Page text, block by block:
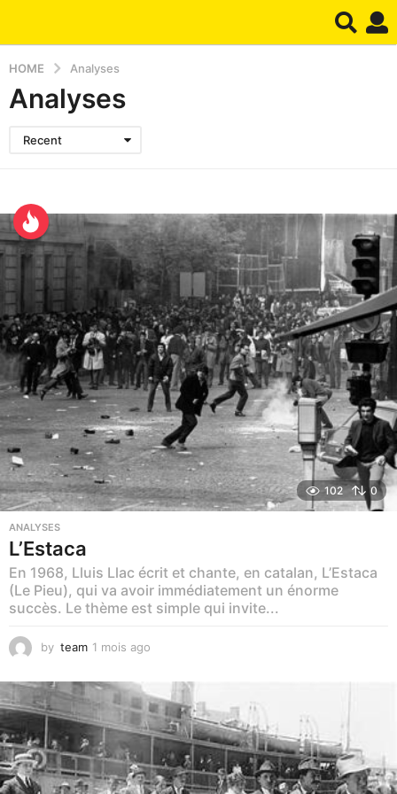
HOME Analyses
Analyses
Recent
102 0
ANALYSES
L’Estaca
En 1968, Lluis Llac écrit et chante, en catalan, L’Estaca
(Le Pieu), qui va avoir immédiatement un énorme
succès. Le thème est simple qui invite...
by team 1 mois ago
i
s
a
g
o